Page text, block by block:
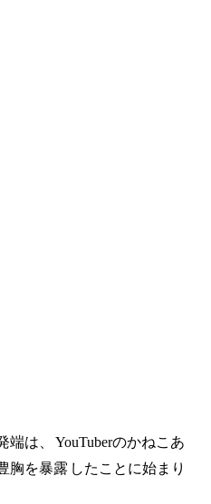
端は、
YouTuberのかねこあ
胸を暴露 したことに始まり